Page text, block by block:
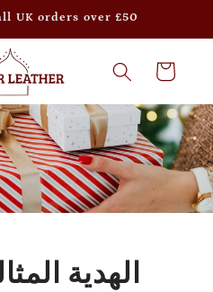
UK orders over £50
Cart
الهدية